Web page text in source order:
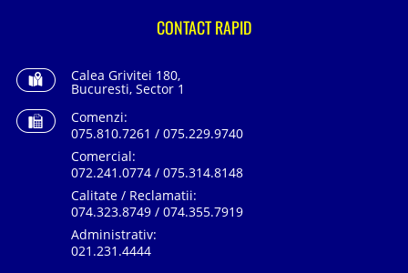
CONTACT RAPID
Calea Grivitei 180,
Bucuresti, Sector 1
Comenzi:
075.810.7261 / 075.229.9740
Comercial:
072.241.0774 / 075.314.8148
Calitate / Reclamatii:
074.323.8749 / 074.355.7919
Administrativ:
021.231.4444